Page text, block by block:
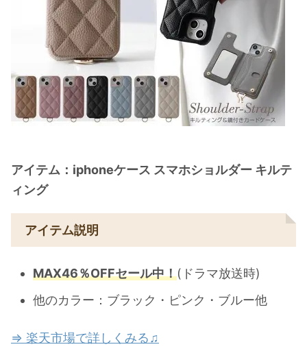
アイテム：iphoneケース スマホショルダー キルテ
ィング
アイテム説明
MAX46％OFFセール中！(ドラマ放送時)
他のカラー：ブラック・ピンク・ブルー他
⇒ 楽天市場で詳しくみる♫